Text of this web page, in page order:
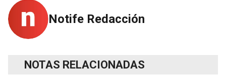
Notife Redacción
NOTAS RELACIONADAS